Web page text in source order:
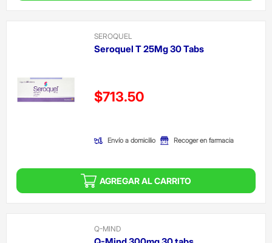
SEROQUEL
Seroquel T 25Mg 30 Tabs
Precio reducido de
$713.50
Envío a domicilio Recoger en farmacia
AGREGAR AL CARRITO
Q-MIND